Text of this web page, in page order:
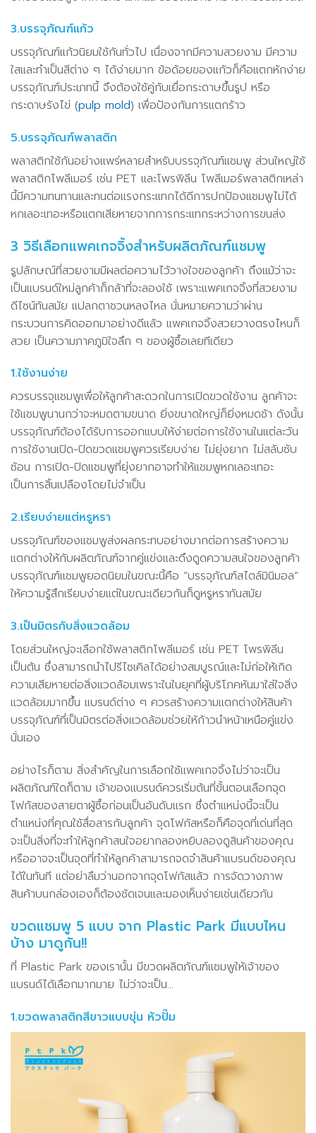
3.บรรจุภัณฑ์แก้ว
บรรจุภัณฑ์แก้วนิยมใช้กันทั่วไป เนื่องจากมีความสวยงาม มีความ
ใสและทำเป็นสีต่าง ๆ ได้ง่ายมาก ข้อด้อยของแก้วก็คือแตกหักง่าย
บรรจุภัณฑ์ประเภทนี้ จึงต้องใช้คู่กับเยื่อกระดาษขึ้นรูป หรือ
กระดาษรังไข่ (pulp mold) เพื่อป้องกันการแตกร้าว
5.บรรจุภัณฑ์พลาสติก
พลาสติกใช้กันอย่างแพร่หลายสำหรับบรรจุภัณฑ์แชมพู ส่วนใหญ่ใช้
พลาสติกโพลีเมอร์ เช่น PET และโพรพิลีน โพลีเมอร์พลาสติกเหล่า
นี้มีความทนทานและทนต่อแรงกระแทกได้ดีการปกป้องแชมพูไม่ได้
หกเลอะเทอะหรือแตกเสียหายจากการกระแทกระหว่างการขนส่ง
3 วิธีเลือกแพคเกจจิ้งสำหรับผลิตภัณฑ์แชมพู
รูปลักษณ์ที่สวยงามมีผลต่อความไว้วางใจของลูกค้า ถึงแม้ว่าจะ
เป็นแบรนด์ใหม่ลูกค้าก็กล้าที่จะลองใช้ เพราะแพคเกจจิ้งที่สวยงาม
ดีไซน์ทันสมัย แปลกตาชวนหลงไหล นั่นหมายความว่าผ่าน
กระบวนการคิดออกมาอย่างดีแล้ว แพคเกจจิ้งสวยวางตรงไหนก็
สวย เป็นความภาคภูมิใจลึก ๆ ของผู้ซื้อเลยทีเดียว
1.ใช้งานง่าย
ควรบรรจุแชมพูเพื่อให้ลูกค้าสะดวกในการเปิดขวดใช้งาน ลูกค้าจะ
ใช้แชมพูนานกว่าจะหมดตามขนาด ยิ่งขนาดใหญ่ก็ยิ่งหมดช้า ดังนั้น
บรรจุภัณฑ์ต้องได้รับการออกแบบให้ง่ายต่อการใช้งานในแต่ละวัน
การใช้งานเปิด-ปิดขวดแชมพูควรเรียบง่าย ไม่ยุ่งยาก ไม่สลับซับ
ซ้อน การเปิด-ปิดแชมพูที่ยุ่งยากอาจทำให้แชมพูหกเลอะเทอะ
เป็นการสิ้นเปลืองโดยไม่จำเป็น
2.เรียบง่ายแต่หรูหรา
บรรจุภัณฑ์ของแชมพูส่งผลกระทบอย่างมากต่อการสร้างความ
แตกต่างให้กับผลิตภัณฑ์จากคู่แข่งและดึงดูดความสนใจของลูกค้า
บรรจุภัณฑ์แชมพูยอดนิยมในขณะนี้คือ “บรรจุภัณฑ์สไตล์มินิมอล”
ให้ความรู้สึกเรียบง่ายแต่ในขณะเดียวกันก็ดูหรูหราทันสมัย
3.เป็นมิตรกับสิ่งแวดล้อม
โดยส่วนใหญ่จะเลือกใช้พลาสติกโพลีเมอร์ เช่น PET โพรพิลีน
เป็นต้น ซึ่งสามารถนำไปรีไซเคิลได้อย่างสมบูรณ์และไม่ก่อให้เกิด
ความเสียหายต่อสิ่งแวดล้อมเพราะในในยุคที่ผู้บริโภคหันมาใส่ใจสิ่ง
แวดล้อมมากขึ้น แบรนด์ต่าง ๆ ควรสร้างความแตกต่างให้สินค้า
บรรจุภัณฑ์ที่เป็นมิตรต่อสิ่งแวดล้อมช่วยให้ก้าวนำหน้าเหนือคู่แข่ง
นั่นเอง
อย่างไรก็ตาม สิ่งสำคัญในการเลือกใช้แพคเกจจิ้งไม่ว่าจะเป็น
ผลิตภัณฑ์ใดก็ตาม เจ้าของแบรนด์ควรเริ่มต้นที่ขั้นตอนเลือกจุด
โฟกัสของสายตาผู้ซื้อก่อนเป็นอันดับแรก ซึ่งตำแหน่งนี้จะเป็น
ตำแหน่งที่คุณใช้สื่อสารกับลูกค้า จุดโฟกัสหรือก็คือจุดที่เด่นที่สุด
จะเป็นสิ่งที่จะทำให้ลูกค้าสนใจอยากลองหยิบลองดูสินค้าของคุณ
หรืออาจจะเป็นจุดที่ทำให้ลูกค้าสามารถจดจำสินค้าแบรนด์ของคุณ
ได้ในทันที แต่อย่าลืมว่านอกจากจุดโฟกัสแล้ว การจัดวางภาพ
สินค้าบนกล่องเองก็ต้องชัดเจนและมองเห็นง่ายเช่นเดียวกัน
ขวดแชมพู 5 แบบ จาก Plastic Park มีแบบไหน
บ้าง มาดูกัน!!
ที่ Plastic Park ของเรานั้น มีขวดผลิตภัณฑ์แชมพูให้เจ้าของ
แบรนด์ได้เลือกมากมาย ไม่ว่าจะเป็น…
1.ขวดพลาสติกสีขาวแบบขุ่น หัวปั๊ม